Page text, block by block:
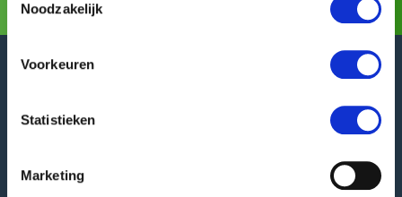
Noodzakelijk
Voorkeuren
Statistieken
Marketing